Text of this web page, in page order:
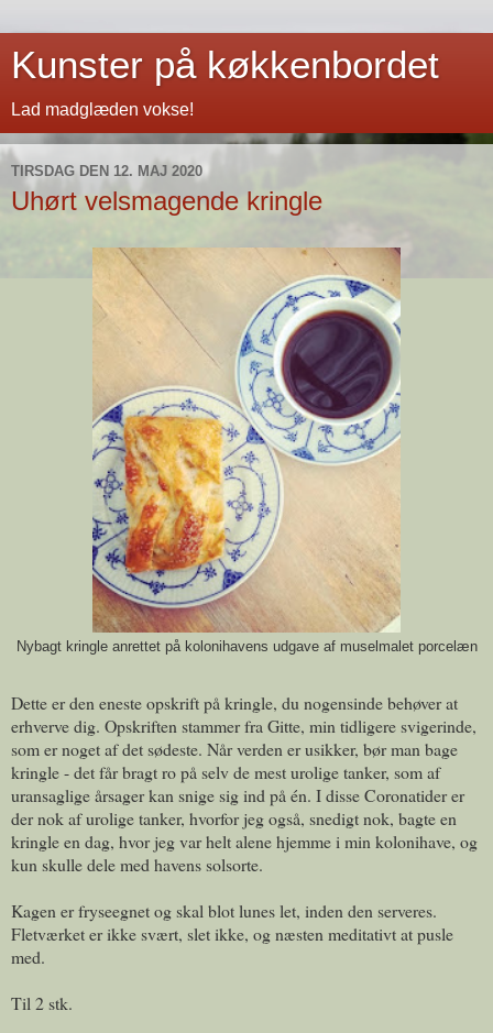
Kunster på køkkenbordet
Lad madglæden vokse!
TIRSDAG DEN 12. MAJ 2020
Uhørt velsmagende kringle
Nybagt kringle anrettet på kolonihavens udgave af muselmalet porcelæn
Dette er den eneste opskrift på kringle, du nogensinde behøver at
erhverve dig. Opskriften stammer fra Gitte, min tidligere svigerinde,
som er noget af det sødeste. Når verden er usikker, bør man bage
kringle - det får bragt ro på selv de mest urolige tanker, som af
uransaglige årsager kan snige sig ind på én. I disse Coronatider er
der nok af urolige tanker, hvorfor jeg også, snedigt nok, bagte en
kringle en dag, hvor jeg var helt alene hjemme i min kolonihave, og
kun skulle dele med havens solsorte.
Kagen er fryseegnet og skal blot lunes let, inden den serveres.
Fletværket er ikke svært, slet ikke, og næsten meditativt at pusle
med.
Til 2 stk.